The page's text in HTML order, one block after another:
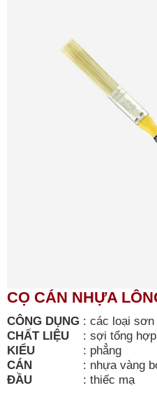
CỌ CÁN NHỰA
CÔNG DỤNG : các loại sơn
CHẤT LIỆU
: sợi tổng hợp
KIỂU
: phẳng
CÁN
: nhựa vàng
ĐẦU
: thiếc mạ